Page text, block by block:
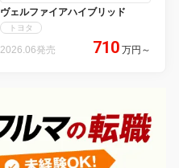
ヴェルファイアハイブリッド
トヨタ
2026.06発売 710 万円 ～